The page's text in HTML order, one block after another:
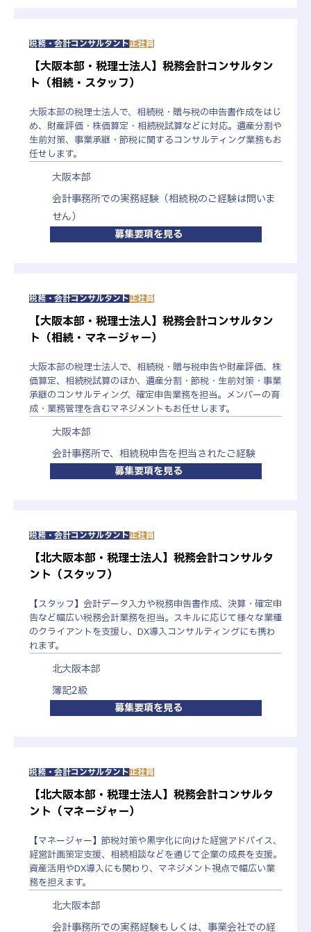
アップしていただくような体制を整えています。
税務・会計コンサルタント正社員
【大阪本部・税理士法人】税務会計コンサルタン
ト（相続・スタッフ）
大阪本部の税理士法人で、相続税・贈与税の申告書作成をはじ
め、財産評価・株価算定・相続税試算などに対応。遺産分割や
生前対策、事業承継・節税に関するコンサルティング業務もお
任せします。
大阪本部
会計事務所での実務経験（相続税のご経験は問いま
せん）
募集要項を見る
税務・会計コンサルタント正社員
【大阪本部・税理士法人】税務会計コンサルタン
ト（相続・マネージャー）
大阪本部の税理士法人で、相続税・贈与税申告や財産評価、株
価算定、相続税試算のほか、遺産分割・節税・生前対策・事業
承継のコンサルティング、確定申告業務を担当。メンバーの育
成・業務管理を含むマネジメントもお任せします。
大阪本部
会計事務所で、相続税申告を担当されたご経験
募集要項を見る
税務・会計コンサルタント正社員
【北大阪本部・税理士法人】税務会計コンサルタ
ント（スタッフ）
【スタッフ】会計データ入力や税務申告書作成、決算・確定申
告など幅広い税務会計業務を担当。スキルに応じて様々な業種
のクライアントを支援し、DX導入コンサルティングにも携わ
れます。
北大阪本部
簿記2級
募集要項を見る
税務・会計コンサルタント正社員
【北大阪本部・税理士法人】税務会計コンサルタ
ント（マネージャー）
【マネージャー】節税対策や黒字化に向けた経営アドバイス、
経営計画策定支援、相続相談などを通じて企業の成長を支援。
資産活用やDX導入にも関わり、マネジメント視点で幅広い業
務を担えます。
北大阪本部
会計事務所での実務経験もしくは、事業会社での経